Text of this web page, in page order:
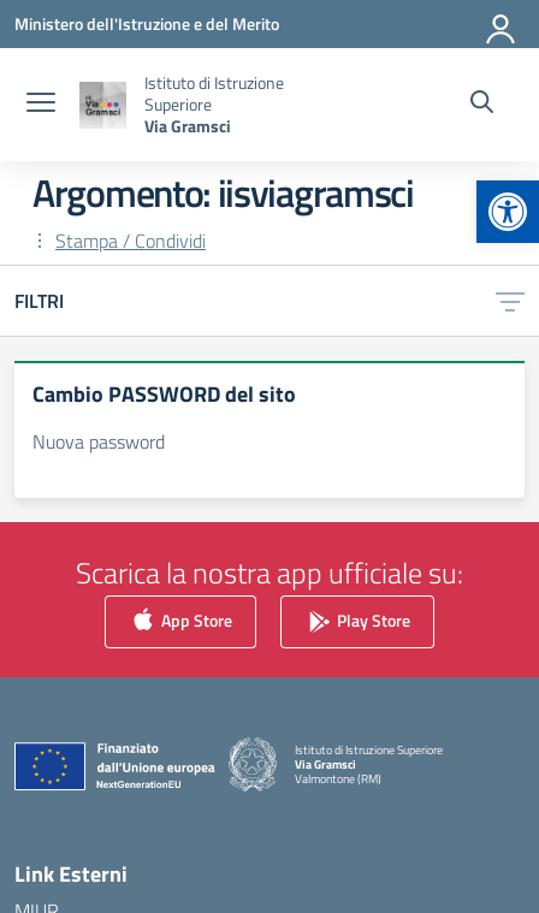
Vai ai contenuti
Vai al menu di navigazione
Vai al footer
Ministero dell'Istruzione e del Merito
Istituto di Istruzione
Superiore
Via Gramsci
Argomento: iisviagramsci
Stampa / Condividi
FILTRI
Cambio PASSWORD del sito
Nuova password
Scarica la nostra app ufficiale su:
App Store Play Store
Istituto di Istruzione Superiore
Via Gramsci
Valmontone (RM)
Link Esterni